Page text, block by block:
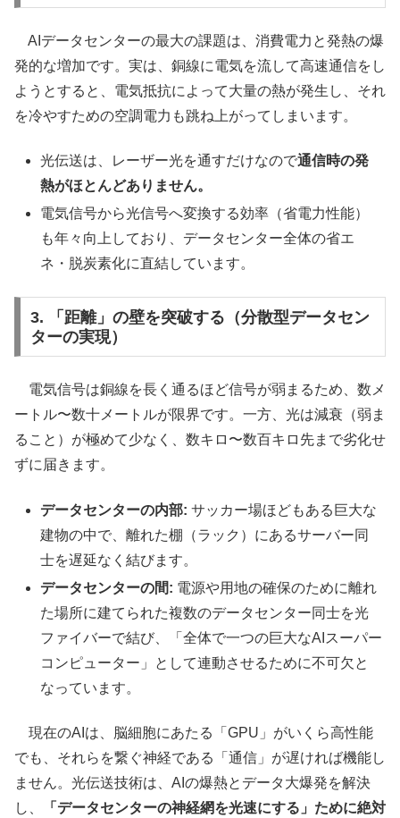
AIデータセンターの最大の課題は、消費電力と発熱の爆
発的な増加です。実は、銅線に電気を流して高速通信をし
ようとすると、電気抵抗によって大量の熱が発生し、それ
を冷やすための空調電力も跳ね上がってしまいます。
光伝送は、レーザー光を通すだけなので通信時の発
熱がほとんどありません。
電気信号から光信号へ変換する効率（省電力性能）
も年々向上しており、データセンター全体の省エ
ネ・脱炭素化に直結しています。
3. 「距離」の壁を突破する（分散型データセン
ターの実現）
電気信号は銅線を長く通るほど信号が弱まるため、数メ
ートル〜数十メートルが限界です。一方、光は減衰（弱ま
ること）が極めて少なく、数キロ〜数百キロ先まで劣化せ
ずに届きます。
データセンターの内部: サッカー場ほどもある巨大な
建物の中で、離れた棚（ラック）にあるサーバー同
士を遅延なく結びます。
データセンターの間: 電源や用地の確保のために離れ
た場所に建てられた複数のデータセンター同士を光
ファイバーで結び、「全体で一つの巨大なAIスーパー
コンピューター」として連動させるために不可欠と
なっています。
現在のAIは、脳細胞にあたる「GPU」がいくら高性能
でも、それらを繋ぐ神経である「通信」が遅ければ機能し
ません。光伝送技術は、AIの爆熱とデータ大爆発を解決
し、
「データセンターの神経網を光速にする」ために絶対